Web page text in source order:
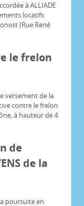
à ALLIADE
locatifs
(Rue René
le frelon
versement de la
contre le frelon
à hauteur de 4
de
de la
poursuite en